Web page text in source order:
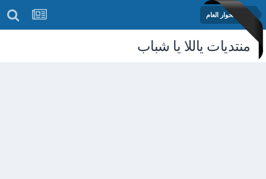
منتدى الحوار العام
منتديات ياللا يا شباب